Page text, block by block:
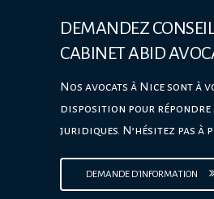
DEMANDEZ
CABINET ABID
Nos avocats à Nice sont à
disposition pour répondre
juridiques. N’hésitez pas à
DEMANDE D'INFORMATION